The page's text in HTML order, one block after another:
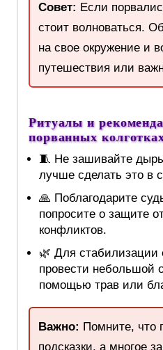
Совет: Если
стоит волноваться.
на свое окружение и
путешествия или
Ритуалы и
порванных
🧵 Не зашивайте
лучше сделать это в
🙏 Поблагодарите
попросите о защите
конфликтов.
🌿 Для стабилизации
провести небольшой
помощью трав или
Важно: Помните,
подсказки, а многое